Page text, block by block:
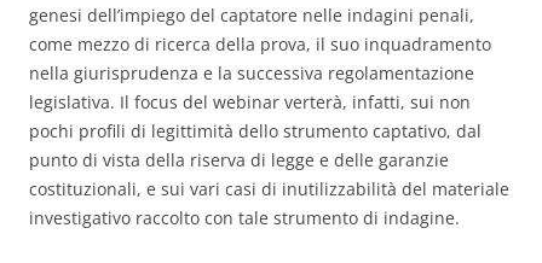
genesi dell’impiego del captatore nelle indagini penali,
come mezzo di ricerca della prova, il suo inquadramento
nella giurisprudenza e la successiva regolamentazione
legislativa. Il focus del webinar verterà, infatti, sui non
pochi profili di legittimità dello strumento captativo, dal
punto di vista della riserva di legge e delle garanzie
costituzionali, e sui vari casi di inutilizzabilità del materiale
investigativo raccolto con tale strumento di indagine.